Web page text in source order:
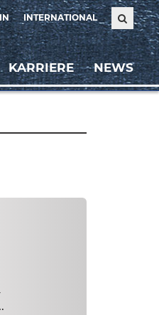
INTERNATIONAL
KARRIERE NEWS